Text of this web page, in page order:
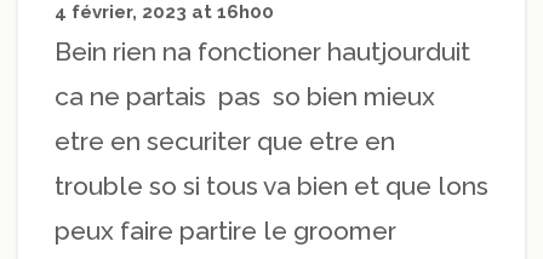
4 février, 2023 at 16h00
Bein rien na fonctioner hautjourduit
ca ne partais pas so bien mieux
etre en securiter que etre en
trouble so si tous va bien et que lons
peux faire partire le groomer